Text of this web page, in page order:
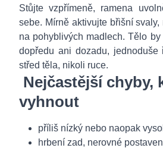
Stůjte vzpřímeně, ramena
sebe. Mírně aktivujte břišní
na pohyblivých madlech. Tělo
dopředu ani dozadu, jednoduše
střed těla, nikoli ruce.
Nejčastější chyby,
vyhnout
příliš nízký nebo naopak
hrbení zad, nerovné